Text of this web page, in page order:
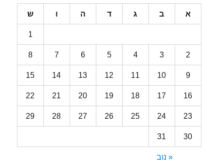
א ב ג ד ה ו ש
1
2
3
4
5
6
7
8
9
10
11
12
13
14
15
16
17
18
19
20
21
22
23
24
25
26
27
28
29
30
31
« נוב